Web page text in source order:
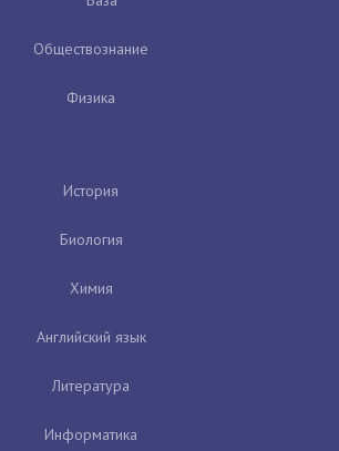
Обществознание
Физика
История
Биология
Химия
Английский язык
Литература
Информатика